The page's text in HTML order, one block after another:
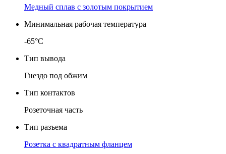
Медный сплав с золотым покрытием
Минимальная рабочая температура
-65°C
Тип вывода
Гнездо под обжим
Тип контактов
Розеточная часть
Тип разъема
Розетка с квадратным фланцем